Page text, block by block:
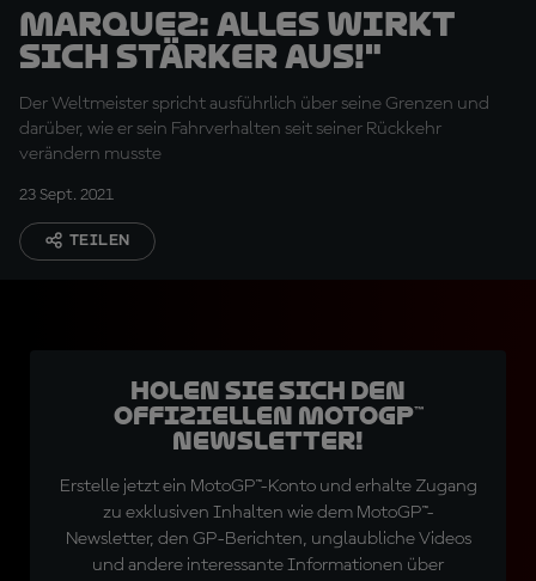
Marquez: Alles wirkt
sich stärker aus!"
Der Weltmeister spricht ausführlich über seine Grenzen und
darüber, wie er sein Fahrverhalten seit seiner Rückkehr
verändern musste
23 Sept. 2021
TEILEN
Holen Sie sich den
offiziellen MotoGP™
Newsletter!
Erstelle jetzt ein MotoGP™-Konto und erhalte Zugang
zu exklusiven Inhalten wie dem MotoGP™-
Newsletter, den GP-Berichten, unglaubliche Videos
und andere interessante Informationen über